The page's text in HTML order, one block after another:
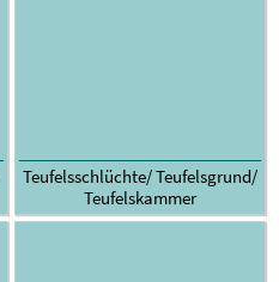
Teufelsschlüchte/ Teufelsgrund/
Teufelskammer